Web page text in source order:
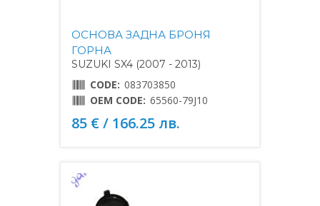
ОСНОВА ЗАДНА БРОНЯ
ГОРНА
SUZUKI SX4 (2007 - 2013)
CODE: 083703850
OEM CODE: 65560-79J10
85 € / 166.25 лв.